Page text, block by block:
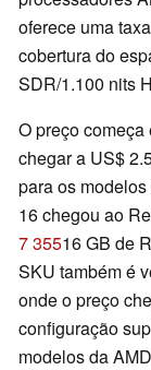
oferece uma
cobertura do
SDR/1.100 nits
O preço
chegar a US$
para os
16 chegou ao
7 35516 GB de
SKU também é
onde o preço
configuração
modelos da